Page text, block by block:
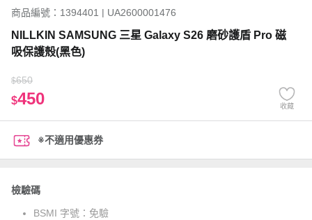
商品編號：1394401 | UA2600001476
NILLKIN SAMSUNG 三星 Galaxy S26 磨砂護盾 Pro 磁
吸保護殼(黑色)
$650
$450 收藏
※不適用優惠券
檢驗碼
BSMI 字號： 免驗